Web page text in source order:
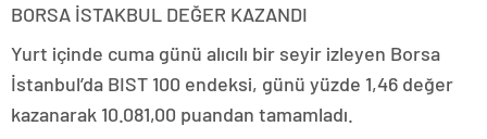
BORSA İSTAKBUL DEĞER KAZANDI
Yurt içinde cuma günü alıcılı bir seyir izleyen Borsa
İstanbul’da BIST 100 endeksi, günü yüzde 1,46 değer
kazanarak 10.081,00 puandan tamamladı.